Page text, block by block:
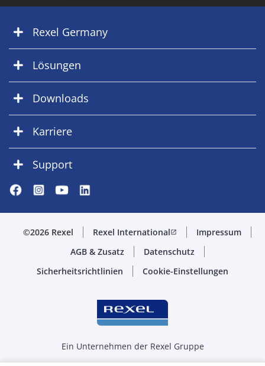
Rexel Germany
Lösungen
Downloads
Karriere
Support
©2026 Rexel Rexel Internationalopen_in_new
Impressum
AGB & Zusatz
Datenschutz
Sicherheitsrichtlinien
Cookie-Einstellungen
Ein Unternehmen der Rexel Gruppe